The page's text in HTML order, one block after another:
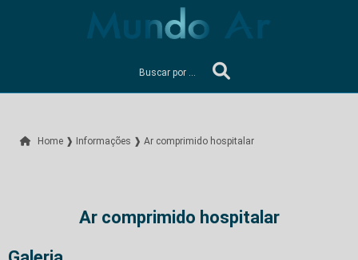
Home ❱ Informações ❱ Ar comprimido hospitalar
Ar comprimido hospitalar